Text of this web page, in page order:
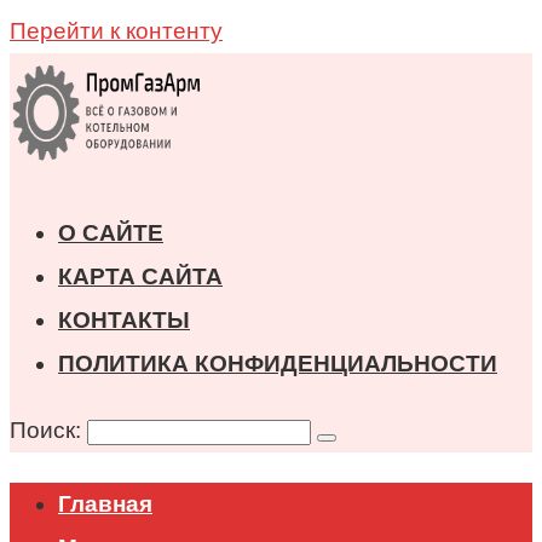
Перейти к контенту
О САЙТЕ
КАРТА САЙТА
КОНТАКТЫ
ПОЛИТИКА КОНФИДЕНЦИАЛЬНОСТИ
Поиск:
Главная